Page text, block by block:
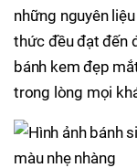
những nguyên
thức đều đạt đến
bánh kem đẹp
trong lòng mọi